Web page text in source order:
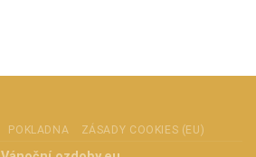
POKLADNA ZÁSADY COOKIES (EU)